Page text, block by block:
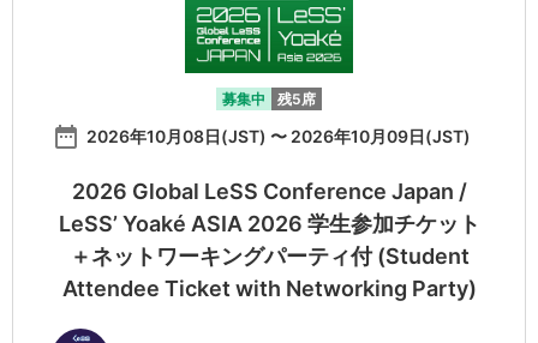
募集中 残5席
date_range 2026年10月08日(JST) 〜 2026年10月09日(JST)
2026 Global LeSS Conference Japan /
LeSS’ Yoaké ASIA 2026 学生参加チケット
＋ネットワーキングパーティ付 (Student
Attendee Ticket with Networking Party)